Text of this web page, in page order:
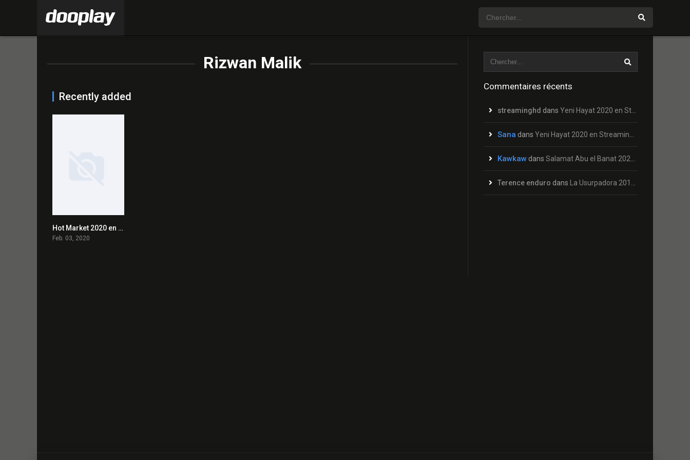
Rizwan Malik
Recently added
0Hot Market 2020 en Streaming HD Gratuit !
Feb. 03, 2020
Commentaires récents
streaminghd dans Yeni Hayat 2020 en Streaming HD Gratuit !
Sana dans Yeni Hayat 2020 en Streaming HD Gratuit !
Kawkaw dans Salamat Abu el Banat 2020 en Streaming HD Gratuit !
Terence enduro dans La Usurpadora 2019 en Streaming HD Gratuit !